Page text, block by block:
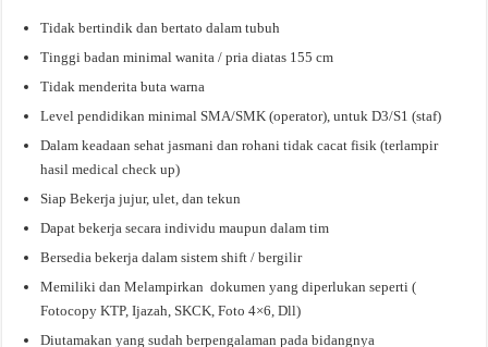
Tidak bertindik dan bertato dalam tubuh
Tinggi badan minimal wanita / pria diatas 155 cm
Tidak menderita buta warna
Level pendidikan minimal SMA/SMK (operator), untuk D3/S1 (staf)
Dalam keadaan sehat jasmani dan rohani tidak cacat fisik (terlampir
hasil medical check up)
Siap Bekerja jujur, ulet, dan tekun
Dapat bekerja secara individu maupun dalam tim
Bersedia bekerja dalam sistem shift / bergilir
Memiliki dan Melampirkan dokumen yang diperlukan seperti (
Fotocopy KTP, Ijazah, SKCK, Foto 4×6, Dll)
Diutamakan yang sudah berpengalaman pada bidangnya